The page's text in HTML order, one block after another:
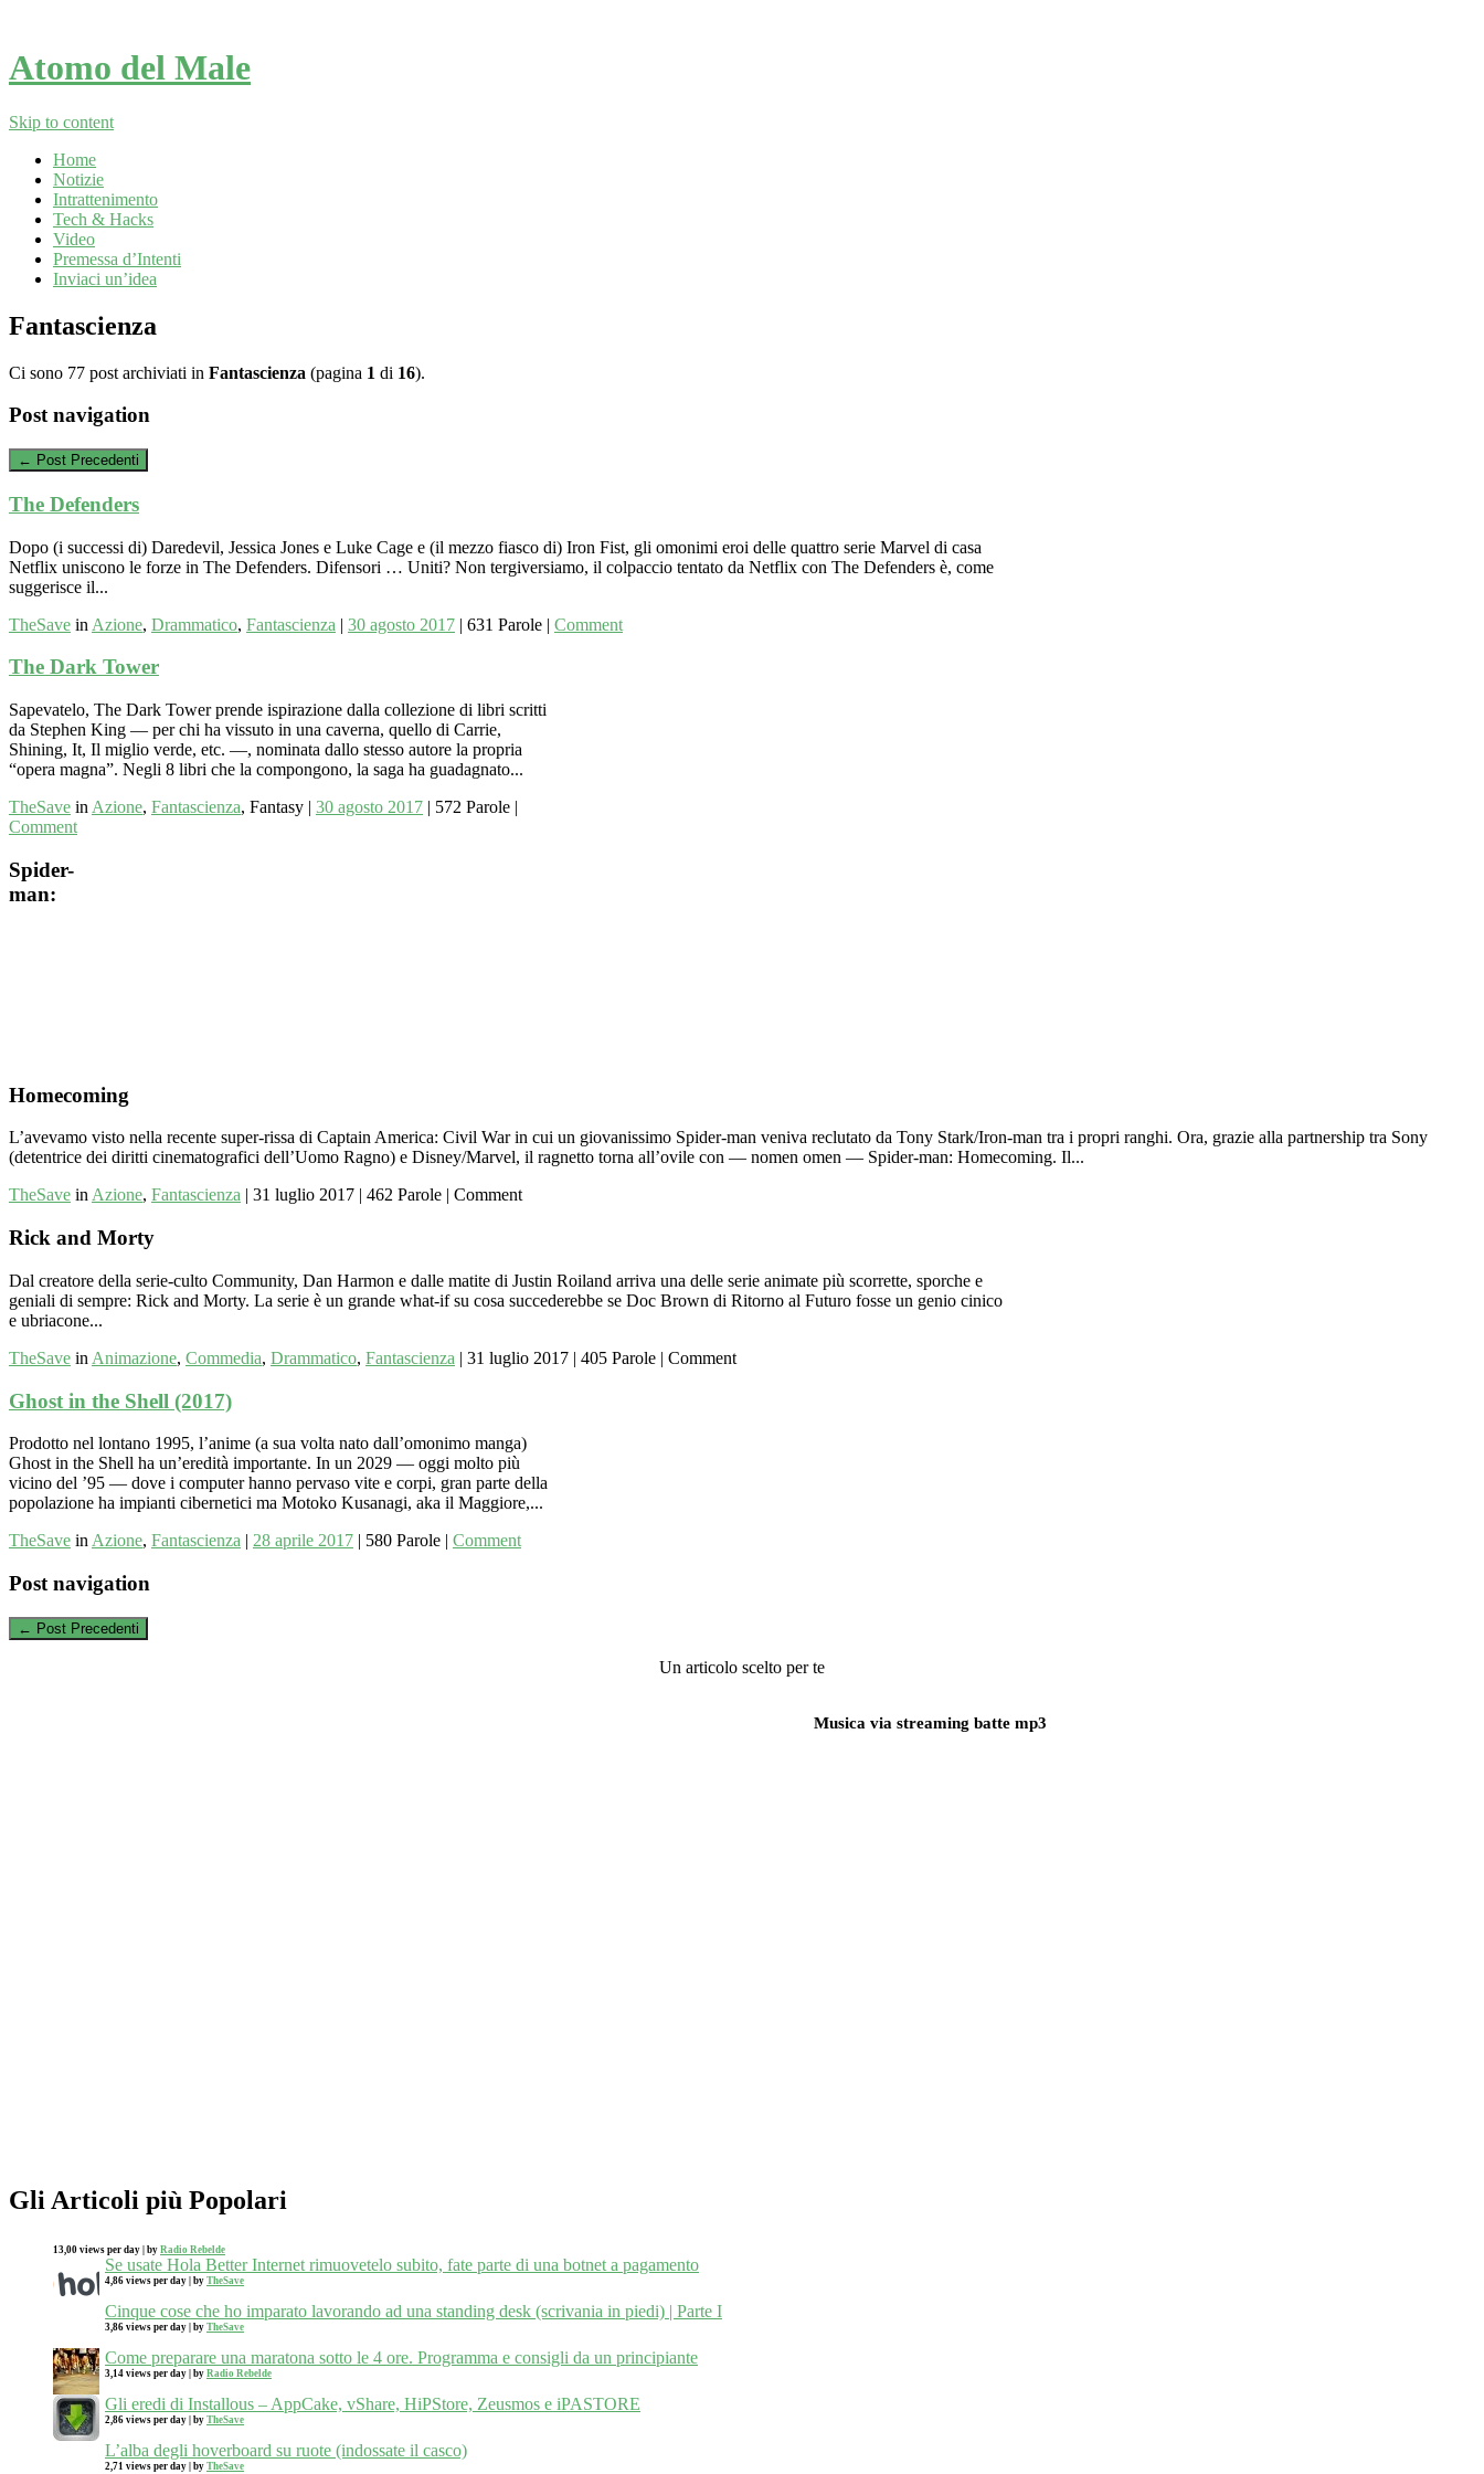
Atomo del Male
Skip to content
Home
Notizie
Intrattenimento
Tech & Hacks
Video
Premessa d’Intenti
Inviaci un’idea
Fantascienza
Ci sono 77 post archiviati in Fantascienza (pagina 1 di 16).
Post navigation
← Post Precedenti
The Defenders
Dopo (i successi di) Daredevil, Jessica Jones e Luke Cage e (il mezzo fiasco di) Iron Fist, gli omonimi eroi delle quattro serie Marvel di casa
Netflix uniscono le forze in The Defenders. Difensori … Uniti? Non tergiversiamo, il colpaccio tentato da Netflix con The Defenders è, come
suggerisce il...
TheSave in Azione, Drammatico, Fantascienza | 30 agosto 2017 | 631 Parole | Comment
The Dark Tower
Sapevatelo, The Dark Tower prende ispirazione dalla collezione di libri scritti
da Stephen King — per chi ha vissuto in una caverna, quello di Carrie,
Shining, It, Il miglio verde, etc. —, nominata dallo stesso autore la propria
“opera magna”. Negli 8 libri che la compongono, la saga ha guadagnato...
TheSave in Azione, Fantascienza, Fantasy | 30 agosto 2017 | 572 Parole |
Comment
Spider-
man:
Homecoming
L’avevamo visto nella recente super-rissa di Captain America: Civil War in cui un giovanissimo Spider-man veniva reclutato da Tony Stark/Iron-man tra i propri ranghi. Ora, grazie alla partnership tra Sony
(detentrice dei diritti cinematografici dell’Uomo Ragno) e Disney/Marvel, il ragnetto torna all’ovile con — nomen omen — Spider-man: Homecoming. Il...
TheSave inAzione, Fantascienza | 31 luglio 2017 | 462 Parole | Comment
Rick and Morty
Dal creatore della serie-culto Community, Dan Harmon e dalle matite di Justin Roiland arriva una delle serie animate più scorrette, sporche e
geniali di sempre: Rick and Morty. La serie è un grande what-if su cosa succederebbe se Doc Brown di Ritorno al Futuro fosse un genio cinico
e ubriacone...
TheSave in Animazione, Commedia, Drammatico, Fantascienza | 31 luglio 2017 | 405 Parole | Comment
Ghost in the Shell (2017)
Prodotto nel lontano 1995, l’anime (a sua volta nato dall’omonimo manga)
Ghost in the Shell ha un’eredità importante. In un 2029 — oggi molto più
vicino del ’95 — dove i computer hanno pervaso vite e corpi, gran parte della
popolazione ha impianti cibernetici ma Motoko Kusanagi, aka il Maggiore,...
TheSave in Azione, Fantascienza | 28 aprile 2017 | 580 Parole | Comment
Post navigation
← Post Precedenti
Un articolo scelto per te
Musica via streaming batte mp3
Gli Articoli più Popolari
13,00 views per day by Radio Rebelde
Se usate Hola Better Internet rimuovetelo subito, fate parte di una botnet a pagamento
4,86 views per day by TheSave
Cinque cose che ho imparato lavorando ad una standing desk (scrivania in piedi) | Parte I
3,86 views per day by TheSave
Come preparare una maratona sotto le 4 ore. Programma e consigli da un principiante
3,14 views per day by Radio Rebelde
Gli eredi di Installous – AppCake, vShare, HiPStore, Zeusmos e iPASTORE
2,86 views per day by TheSave
L’alba degli hoverboard su ruote (indossate il casco)
2,71 views per day by TheSave